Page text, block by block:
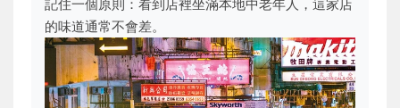
記住一個原則：看到店裡坐滿本地中老年人，這家店
的味道通常不會差。